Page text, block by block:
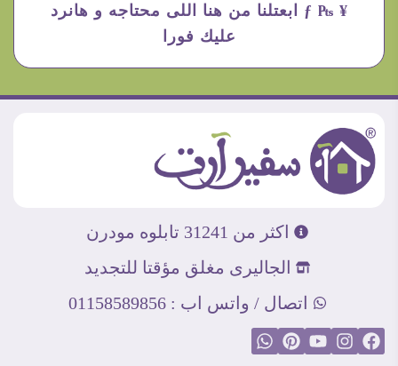
¥ ₧ ƒ ابعتلنا من هنا اللى محتاجه و هانرد
عليك فورا
اكثر من 31241 تابلوه مودرن
الجاليرى مغلق مؤقتا للتجديد
اتصال / واتس اب : 01158589856